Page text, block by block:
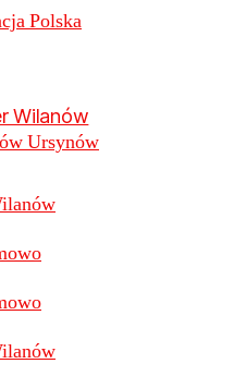
Polska
Wilanów
Ursynów